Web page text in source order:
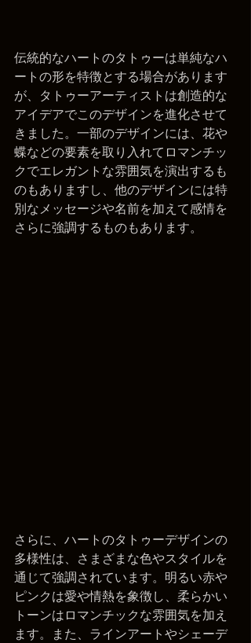
伝統的なハートのタトゥーは単純なハ
ートの形を特徴とする場合があります
が、タトゥーアーティストは創造的な
アイデアでこのデザインを進化させて
きました。一部のデザインには、花や
蝶などの要素を取り入れてロマンチッ
クでエレガントな雰囲気を演出するも
のもありますし、他のデザインには特
別なメッセージや名前を加えて感情を
さらに強調するものもあります。
さらに、ハートのタトゥーデザインの
多様性は、さまざまな色やスタイルを
通じて強調されています。明るい赤や
ピンクは愛や情熱を象徴し、柔らかい
トーンはロマンチックな雰囲気を加え
ます。また、ラインアートやシェーデ